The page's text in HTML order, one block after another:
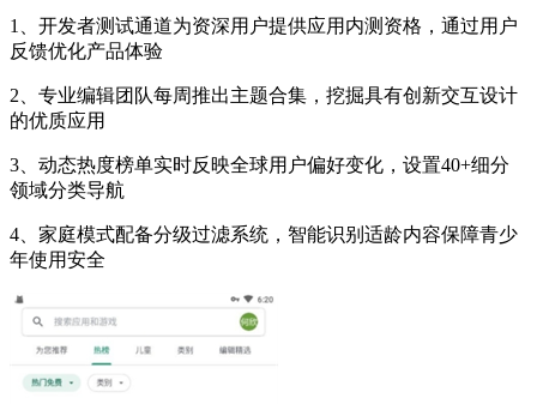
1、开发者测试通道为资深用户提供应用内测资格，通过用户
反馈优化产品体验
2、专业编辑团队每周推出主题合集，挖掘具有创新交互设计
的优质应用
3、动态热度榜单实时反映全球用户偏好变化，设置40+细分
领域分类导航
4、家庭模式配备分级过滤系统，智能识别适龄内容保障青少
年使用安全